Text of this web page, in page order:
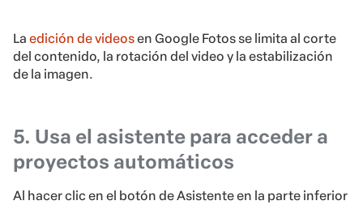
La edición de videosen Google Fotos se limita al corte
del contenido, la rotación del video y la estabilización
de la imagen.
5. Usa el asistente para acceder a
proyectos automáticos
Al hacer clic en el botón de Asistente en la parte inferior